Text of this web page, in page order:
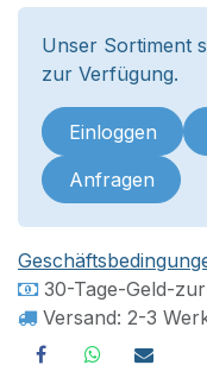
Unser Sortiment
zur Verfügung.
Einloggen
Anfragen
30-Tage-Geld-
Versand: 2-3